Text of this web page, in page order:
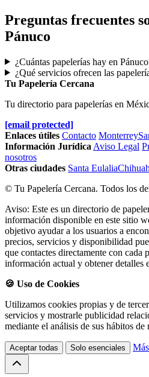
Preguntas frecuentes
Pánuco
¿Cuántas papelerías hay en
¿Qué servicios ofrecen las
Tu Papelería Cercana
Tu directorio para papelerías en
[email protected]
Enlaces útiles Contacto Monterrey
Información Jurídica Aviso Legal
nosotros
Otras ciudades Santa Eulalia
© Tu Papelería Cercana. Todos los
Aviso: Este es un directorio de
información disponible en este sitio
objetivo ayudar a los usuarios a
precios, servicios y disponibilidad
que contactes directamente con cada
información actual y obtener detalles
🍪 Uso de Cookies
Utilizamos cookies propias y de
servicios y mostrarle publicidad
mediante el análisis de sus hábitos de
Aceptar todas Solo esenciales